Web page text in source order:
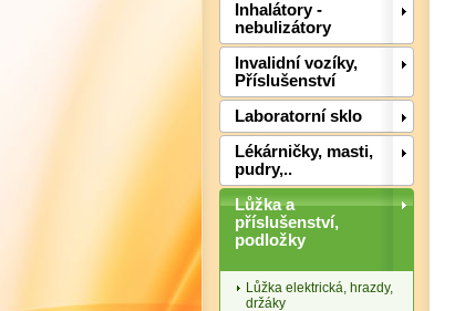
Inhalátory -
nebulizátory
Invalidní vozíky,
Příslušenství
Laboratorní sklo
Lékárničky, masti,
pudry,..
Lůžka a
příslušenství,
podložky
Lůžka elektrická, hrazdy,
držáky